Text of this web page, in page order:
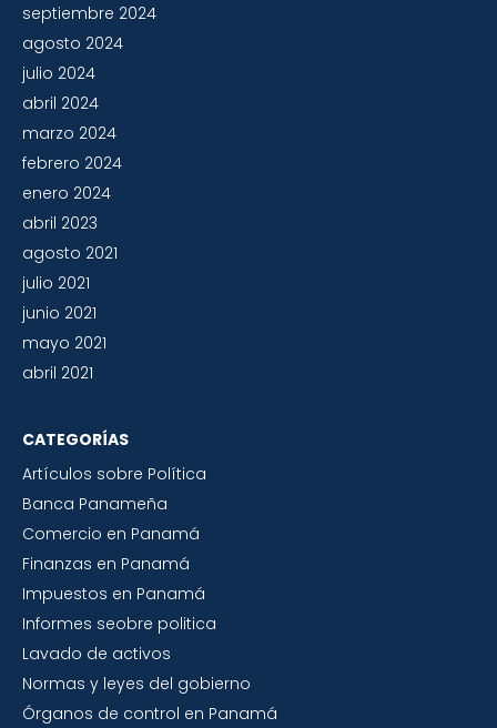
septiembre 2024
agosto 2024
julio 2024
abril 2024
marzo 2024
febrero 2024
enero 2024
abril 2023
agosto 2021
julio 2021
junio 2021
mayo 2021
abril 2021
CATEGORÍAS
Artículos sobre Política
Banca Panameña
Comercio en Panamá
Finanzas en Panamá
Impuestos en Panamá
Informes seobre politica
Lavado de activos
Normas y leyes del gobierno
Órganos de control en Panamá